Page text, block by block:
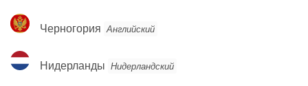
Черногория
Черногория Английский
Нидерланды
Нидерланды Нидерландский